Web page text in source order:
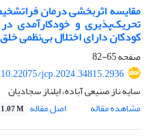
مقایسه اثربخشی درمان
تحریک‌پذیری و خودکارآمدی
کودکان دارای اختلال بی‌نظمی خلق
صفحه65-82
10.22075/jcp.2024.34815.2936
سایه ناز صنیعی آباده، ایلناز سجادیان
مشاهده مقاله
اصل مقاله 1.07 M